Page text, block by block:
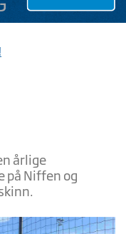
årlige
på Niffen og